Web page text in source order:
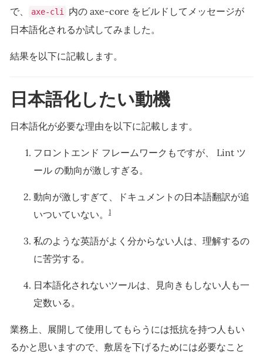
で、
axe-cli
内の axe-core をビルドしてメッセージが
日本語化されるか試してみました。
結果を以下に記載します。
日本語化したい動機
日本語化が必要な理由を以下に記載します。
フロントエンド フレームワークもですが、 Lint ツ
ール の動向が激しすぎる。
動向が激しすぎて、ドキュメントの日本語翻訳が追
いついていない。
1
私のような英語がよく分からない人は、理解するの
に苦労する。
日本語化されないツールは、見向きもしない人も一
定数いる。
業務上、展開して使用してもらうには抵抗を持つ人もい
るかと思いますので、敷居を下げるためには必要なこと